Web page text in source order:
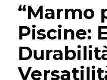
“Marmo
Piscine: